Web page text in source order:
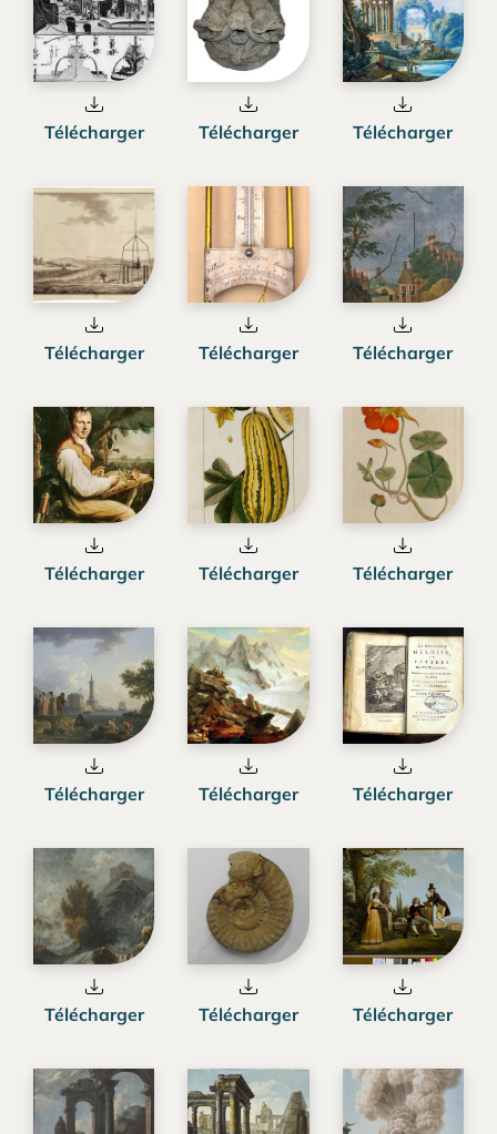
Télécharger Télécharger Télécharger
Télécharger Télécharger Télécharger
Télécharger Télécharger Télécharger
Télécharger Télécharger Télécharger
Télécharger Télécharger Télécharger